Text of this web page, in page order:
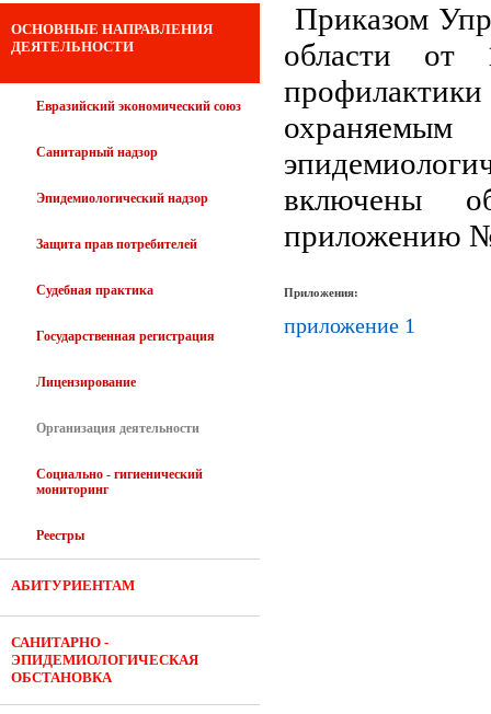
ОСНОВНЫЕ НАПРАВЛЕНИЯ
ДЕЯТЕЛЬНОСТИ
Евразийский экономический союз
Санитарный надзор
Эпидемиологический надзор
Защита прав потребителей
Судебная практика
Государственная регистрация
Лицензирование
Организация деятельности
Социально - гигиенический
мониторинг
Реестры
АБИТУРИЕНТАМ
САНИТАРНО -
ЭПИДЕМИОЛОГИЧЕСКАЯ
ОБСТАНОВКА
Приказом
области
включены
приложению
Приложения:
приложение 1